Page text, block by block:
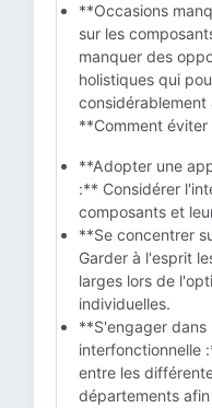
**Occasions
sur les
manquer des
holistiques qui
considérablement
**Comment
**Adopter une
:** Considérer
composants et
**Se concentrer
Garder à l'esprit
larges lors de
individuelles.
**S'engager dans
interfonctionnelle
entre les
départements